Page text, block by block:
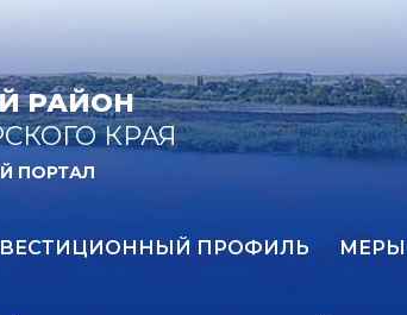
РАЙОН
КРАЯ
ПОРТАЛ
ПРОФИЛЬ